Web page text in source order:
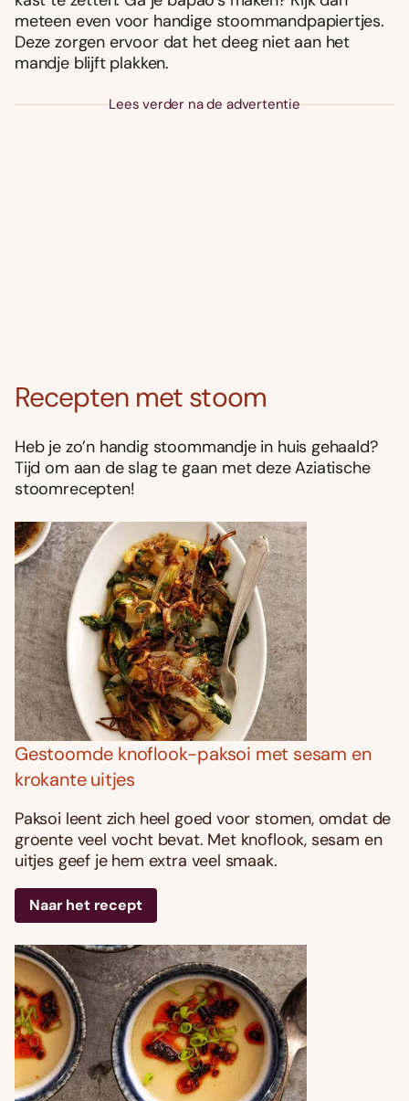
meteen even voor handige stoommandpapiertjes.
Deze zorgen ervoor dat het deeg niet aan het
mandje blijft plakken.
Lees verder na de advertentie
Recepten met stoom
Heb je zo’n handig stoommandje in huis gehaald?
Tijd om aan de slag te gaan met deze Aziatische
stoomrecepten!
Gestoomde knoflook-paksoi met sesam en
krokante uitjes
Paksoi leent zich heel goed voor stomen, omdat de
groente veel vocht bevat. Met knoflook, sesam en
uitjes geef je hem extra veel smaak.
Naar het recept